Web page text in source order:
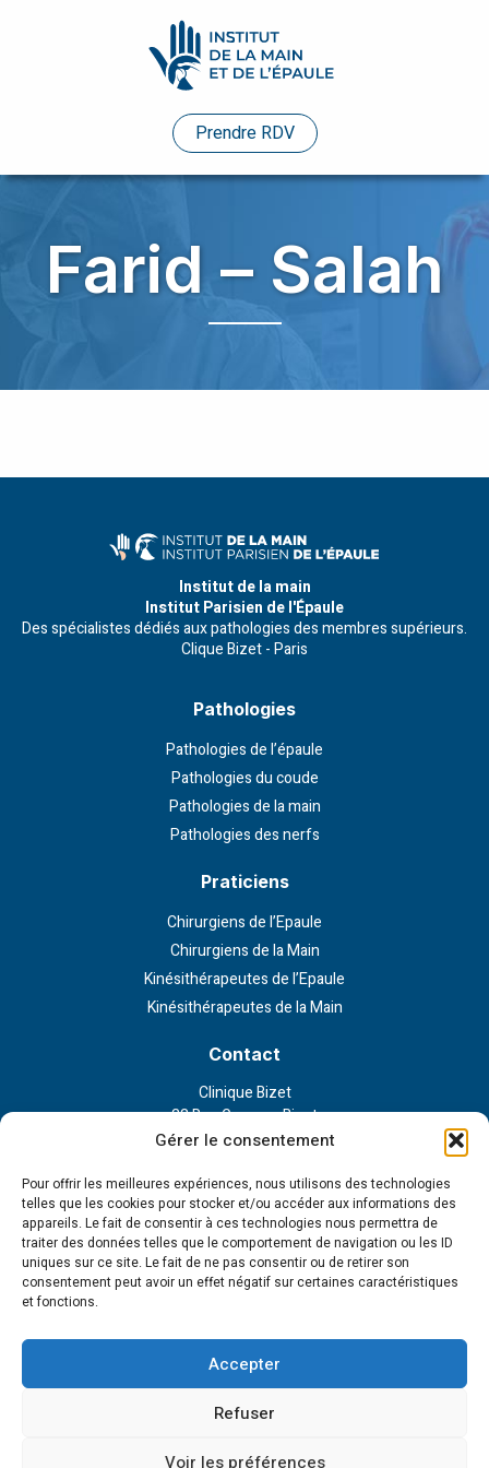
Gérer le consentement
Pour offrir les meilleures expériences, nous utilisons des technologies
telles que les cookies pour stocker et/ou accéder aux informations des
appareils. Le fait de consentir à ces technologies nous permettra de
traiter des données telles que le comportement de navigation ou les ID
uniques sur ce site. Le fait de ne pas consentir ou de retirer son
consentement peut avoir un effet négatif sur certaines caractéristiques
et fonctions.
Accepter
Refuser
Voir les préférences
Prendre RDV
Farid – Salah
Institut de la main
Institut Parisien de l'Épaule
Des spécialistes dédiés aux pathologies des membres supérieurs.
Clique Bizet - Paris
Pathologies
Pathologies de l’épaule
Pathologies du coude
Pathologies de la main
Pathologies des nerfs
Praticiens
Chirurgiens de l’Epaule
Chirurgiens de la Main
Kinésithérapeutes de l’Epaule
Kinésithérapeutes de la Main
Contact
Clinique Bizet
23 Rue Georges Bizet
75116 Paris
Liens externe
Politique de confidentialité
Politique en matière de cookies
Tous droits réservés - 2023 © Institut de la main et l'épaule
Praticiens
Etudes
pratiques
Humanitaire